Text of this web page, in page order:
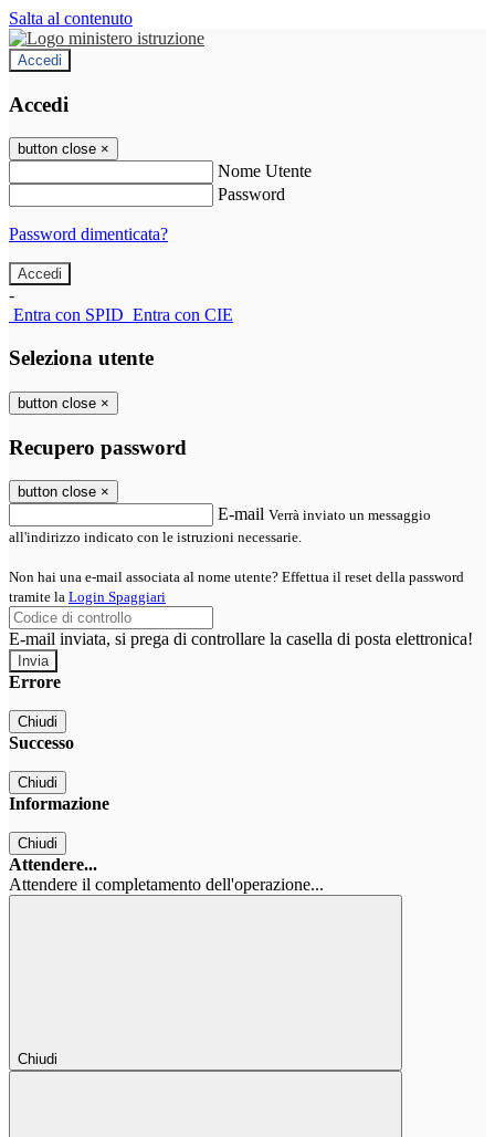
Salta al contenuto
Accedi
Accedi
button close ×
Nome Utente
Password
Password dimenticata?
-
Entra con SPID Entra con CIE
Seleziona utente
button close ×
Recupero password
button close ×
E-mail Verrà inviato un messaggio
all'indirizzo indicato con le istruzioni necessarie.
Non hai una e-mail associata al nome utente? Effettua il reset della password
tramite la Login Spaggiari
E-mail inviata, si prega di controllare la casella di posta elettronica!
Errore
Chiudi
Successo
Chiudi
Informazione
Chiudi
Attendere...
Attendere il completamento dell'operazione...
Chiudi